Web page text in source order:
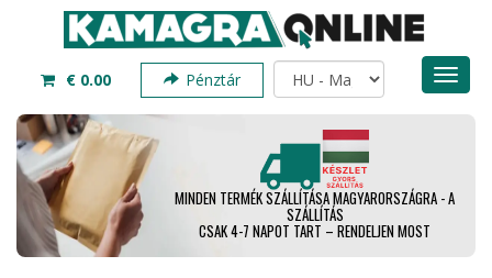
€ 0.00 Pénztár
MINDEN TERMÉK SZÁLLÍTÁSA MAGYARORSZÁGRA - A
SZÁLLÍTÁS
CSAK 4-7 NAPOT TART – RENDELJEN MOST